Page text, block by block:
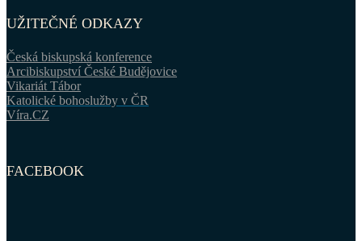
UŽITEČNÉ ODKAZY
Česká biskupská konference
Arcibiskupství České Budějovice
Vikariát Tábor
Katolické bohoslužby v ČR
Víra.CZ
FACEBOOK